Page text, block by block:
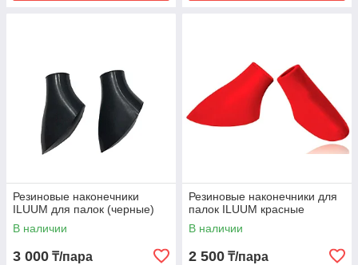
Резиновые наконечники
ILUUM для палок (черные)
В наличии
3 000 ₸/пара
Резиновые наконечники для
палок ILUUM красные
В наличии
2 500 ₸/пара